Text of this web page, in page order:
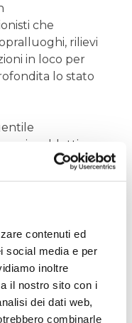
contenuti ed
social media e per
inoltre
il nostro sito con i
dei dati web,
combinarle
che
rilievi
in loco per
lo stato
ai suddetti
proprietà per
allo sviluppo
tutte le
e, se esistente
utile allo
e
si